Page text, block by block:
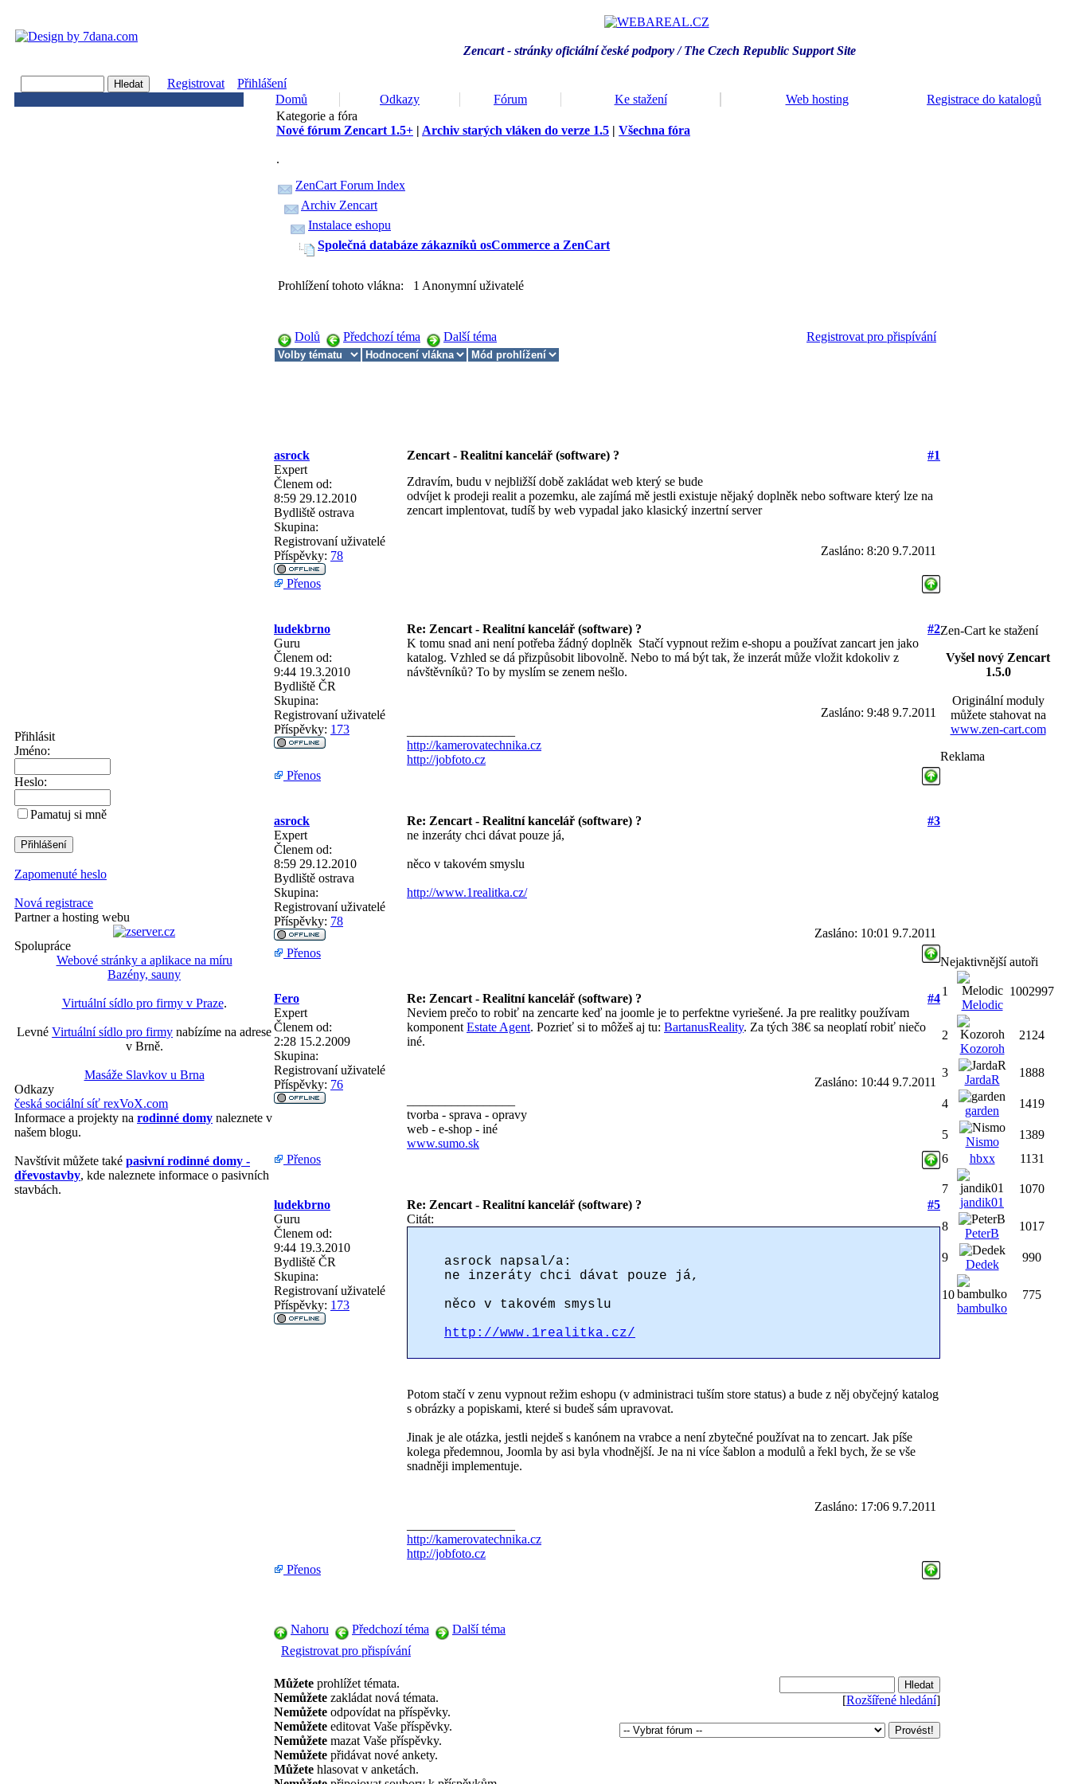
Zencart - stránky oficiální české podpory / The Czech Republic Support Site
Registrovat
Přihlášení
Domů
Odkazy Fórum Ke stažení Web hosting Registrace do katalogů
Přihlásit
Jméno:
Heslo:
Pamatuj si mně
Zapomenuté heslo
Nová registrace
Partner a hosting webu
Spolupráce
Webové stránky a aplikace na míru
Bazény, sauny
Virtuální sídlo pro firmy v Praze.
Levné Virtuální sídlo pro firmy nabízíme na adrese
v Brně.
Masáže Slavkov u Brna
Odkazy
česká sociální síť rexVoX.com
Informace a projekty na rodinné domy naleznete v
našem blogu.
Navštívit můžete také pasivní rodinné domy -
dřevostavby, kde naleznete informace o pasivních
stavbách.
Kategorie a fóra
Nové fórum Zencart 1.5+ | Archiv starých vláken do verze 1.5 | Všechna fóra
.
ZenCart Forum Index
Archiv Zencart
Instalace eshopu
Společná databáze zákazníků osCommerce a ZenCart
Prohlížení tohoto vlákna: 1 Anonymní uživatelé
Dolů Předchozí téma Další téma Registrovat pro přispívání
asrock Zencart - Realitní kancelář (software) ?
#1
Expert
Členem od:
8:59 29.12.2010
Bydliště ostrava
Skupina:
Registrovaní uživatelé
Příspěvky: 78
Zdravím, budu v nejbližší době zakládat web který se bude
odvíjet k prodeji realit a pozemku, ale zajímá mě jestli existuje nějaký doplněk nebo software který lze na
zencart implentovat, tudíš by web vypadal jako klasický inzertní server
Zasláno: 8:20 9.7.2011
Přenos
ludekbrno Re: Zencart - Realitní kancelář (software) ?
#2
Guru
Členem od:
9:44 19.3.2010
Bydliště ČR
Skupina:
Registrovaní uživatelé
Příspěvky: 173
K tomu snad ani není potřeba žádný doplněk Stačí vypnout režim e-shopu a používat zancart jen jako
katalog. Vzhled se dá přizpůsobit libovolně. Nebo to má být tak, že inzerát může vložit kdokoliv z
návštěvníků? To by myslím se zenem nešlo.
Zasláno: 9:48 9.7.2011
http://kamerovatechnika.cz
http://jobfoto.cz
Přenos
asrock Re: Zencart - Realitní kancelář (software) ?
#3
Expert
Členem od:
8:59 29.12.2010
Bydliště ostrava
Skupina:
Registrovaní uživatelé
Příspěvky: 78
ne inzeráty chci dávat pouze já,
něco v takovém smyslu
http://www.1realitka.cz/
Zasláno: 10:01 9.7.2011
Přenos
Fero Re: Zencart - Realitní kancelář (software) ?
#4
Expert
Členem od:
2:28 15.2.2009
Skupina:
Registrovaní uživatelé
Příspěvky: 76
Neviem prečo to robiť na zencarte keď na joomle je to perfektne vyriešené. Ja pre realitky používam
komponent Estate Agent. Pozrieť si to môžeš aj tu: BartanusReality. Za tých 38€ sa neoplatí robiť niečo
iné.
Zasláno: 10:44 9.7.2011
tvorba - sprava - opravy
web - e-shop - iné
www.sumo.sk
Přenos
ludekbrno Re: Zencart - Realitní kancelář (software) ?
#5
Guru
Členem od:
9:44 19.3.2010
Bydliště ČR
Skupina:
Registrovaní uživatelé
Příspěvky: 173
Citát:
asrock napsal/a:
ne inzeráty chci dávat pouze já,
něco v takovém smyslu
http://www.1realitka.cz/
Potom stačí v zenu vypnout režim eshopu (v administraci tuším store status) a bude z něj obyčejný katalog
s obrázky a popiskami, které si budeš sám upravovat.
Jinak je ale otázka, jestli nejdeš s kanónem na vrabce a není zbytečné používat na to zencart. Jak píše
kolega předemnou, Joomla by asi byla vhodnější. Je na ni více šablon a modulů a řekl bych, že se vše
snadněji implementuje.
Zasláno: 17:06 9.7.2011
http://kamerovatechnika.cz
http://jobfoto.cz
Přenos
Nahoru Předchozí téma
Další téma
Registrovat pro přispívání
Můžete prohlížet témata.
Nemůžete zakládat nová témata.
Nemůžete odpovídat na příspěvky.
Nemůžete editovat Vaše příspěvky.
Nemůžete mazat Vaše příspěvky.
Nemůžete přidávat nové ankety.
Můžete hlasovat v anketách.
[Rozšířené hledání]
Zen-Cart ke stažení
Vyšel nový Zencart
1.5.0
Originální moduly
můžete stahovat na
www.zen-cart.com
Reklama
Nejaktivnější autoři
1
Melodic
1002997
2
Kozoroh
2124
3
JardaR
1888
4
garden
1419
5
Nismo
1389
6
hbxx 1131
7
jandik01
1070
8
PeterB
1017
9
Dedek
990
10
bambulko
775